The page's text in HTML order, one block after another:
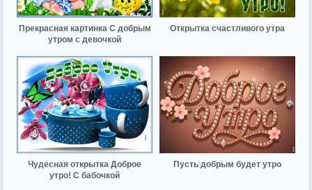
Прекрасная картинка С добрым
утром с девочкой
Открытка счастливого утра
Чудесная открытка Доброе
утро! С бабочкой
Пусть добрым будет утро